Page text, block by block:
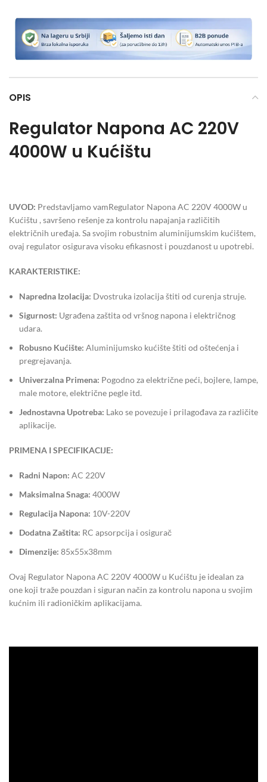
OPIS
Regulator Napona AC 220V
4000W u Kućištu
UVOD: Predstavljamo vamRegulator Napona AC 220V 4000W u
Kućištu , savršeno rešenje za kontrolu napajanja različitih
električnih uređaja. Sa svojim robustnim aluminijumskim kućištem,
ovaj regulator osigurava visoku efikasnost i pouzdanost u upotrebi.
KARAKTERISTIKE:
Napredna Izolacija: Dvostruka izolacija štiti od curenja struje.
Sigurnost: Ugrađena zaštita od vršnog napona i električnog
udara.
Robusno Kućište: Aluminijumsko kućište štiti od oštećenja i
pregrejavanja.
Univerzalna Primena: Pogodno za električne peći, bojlere, lampe,
male motore, električne pegle itd.
Jednostavna Upotreba: Lako se povezuje i prilagođava za različite
aplikacije.
PRIMENA I SPECIFIKACIJE:
Radni Napon: AC 220V
Maksimalna Snaga: 4000W
Regulacija Napona: 10V-220V
Dodatna Zaštita: RC apsorpcija i osigurač
Dimenzije: 85x55x38mm
Ovaj Regulator Napona AC 220V 4000W u Kućištu je idealan za
one koji traže pouzdan i siguran način za kontrolu napona u svojim
kućnim ili radioničkim aplikacijama.